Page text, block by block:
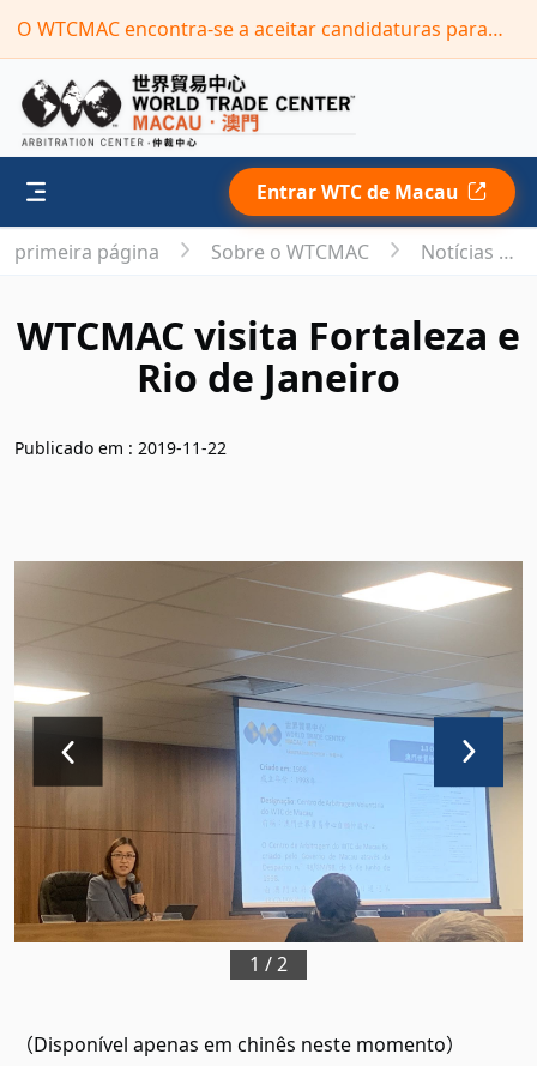
O WTCMAC encontra-se a aceitar candidaturas para o novo mandato do seu “Painel de Árbitros”(Prazo: 30 de setembro de 2026)
Entrar WTC de Macau
primeira página Sobre o WTCMAC Notícias e Comunicados de Imprensa
WTCMAC visita Fortaleza e
Rio de Janeiro
Publicado em : 2019-11-22
1 /2
（Disponível apenas em chinês neste momento）